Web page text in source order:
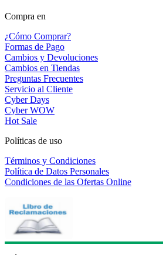
Compra en
¿Cómo Comprar?
Formas de Pago
Cambios y Devoluciones
Cambios en Tiendas
Preguntas Frecuentes
Servicio al Cliente
Cyber Days
Cyber WOW
Hot Sale
Políticas de uso
Términos y Condiciones
Política de Datos Personales
Condiciones de las Ofertas Online